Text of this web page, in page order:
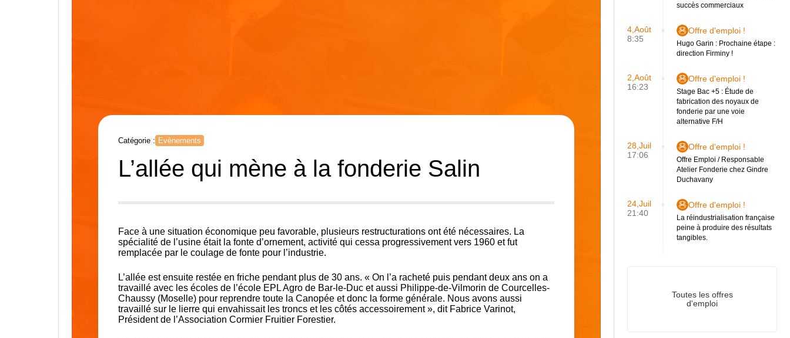
Catégorie : Evènements
L’allée qui mène à la fonderie Salin
Face à une situation économique peu favorable, plusieurs restructurations ont été nécessaires. La
spécialité de l’usine était la fonte d’ornement, activité qui cessa progressivement vers 1960 et fut
remplacée par le coulage de fonte pour l’industrie.
L’allée est ensuite restée en friche pendant plus de 30 ans. « On l’a racheté puis pendant deux ans on a
travaillé avec les écoles de l’école EPL Agro de Bar-le-Duc et aussi Philippe-de-Vilmorin de Courcelles-
Chaussy (Moselle) pour reprendre toute la Canopée et donc la forme générale. Nous avons aussi
travaillé sur le lierre qui envahissait les troncs et les côtés accessoirement », dit Fabrice Varinot,
Président de l’Association Cormier Fruitier Forestier.
succès commerciaux
4,Août
8:35
Offre d'emploi !
Hugo Garin : Prochaine étape :
direction Firminy !
2,Août
16:23
Offre d'emploi !
Stage Bac +5 : Étude de
fabrication des noyaux de
fonderie par une voie
alternative F/H
28,Juil
17:06
Offre d'emploi !
Offre Emploi / Responsable
Atelier Fonderie chez Gindre
Duchavany
24,Juil
21:40
Offre d'emploi !
La réindustrialisation française
peine à produire des résultats
tangibles.
Toutes les offres
d'emploi